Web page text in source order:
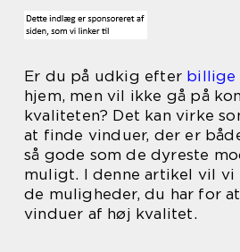
Er du på udkig efter billige
hjem, men vil ikke gå på
kvaliteten? Det kan virke
at finde vinduer, der er
så gode som de dyreste
muligt. I denne artikel vil vi
de muligheder, du har for
vinduer af høj kvalitet.